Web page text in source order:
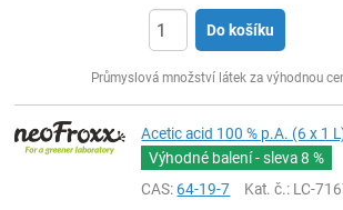
Do košíku
Průmyslová množství látek za výhodnou
Acetic acid 100 % p.A. (6 x 1
Výhodné balení - sleva8 %
CAS:64-19-7 Kat. č.: LC-